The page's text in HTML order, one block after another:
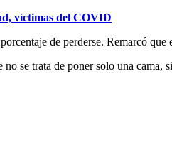
víctimas del COVID
de perderse. Remarcó
se trata de poner solo una